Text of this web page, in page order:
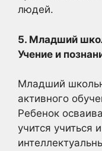
людей.
5. Младший
Учение и
Младший
активного
Ребенок
учится учиться